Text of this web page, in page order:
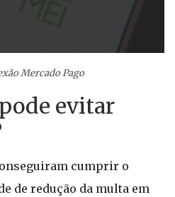
Mercado Pago
evitar
cumprir o
de redução da multa em